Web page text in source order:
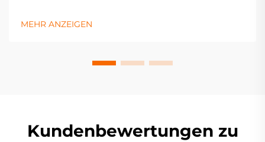
Leistung. Erfahren Sie mehr.
MEHR ANZEIGEN
Kundenbewertungen zu